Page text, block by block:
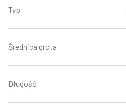
Typ
Średnica grota
Długość